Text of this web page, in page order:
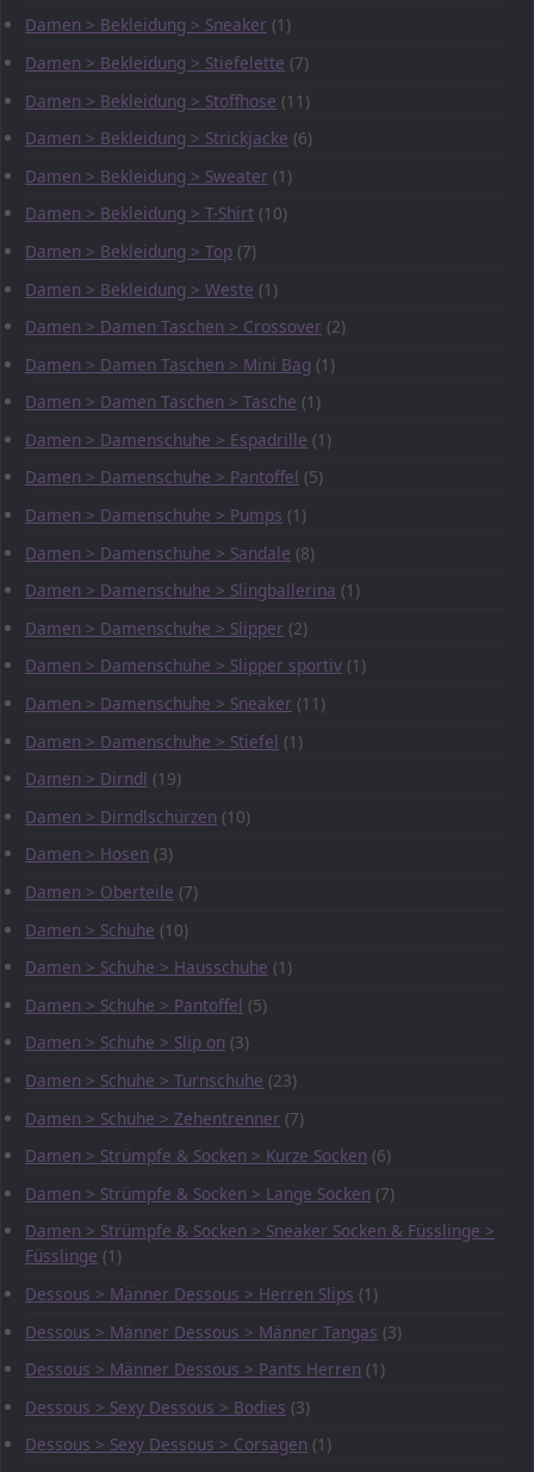
Damen > Bekleidung > Sneaker (1)
Damen > Bekleidung > Stiefelette (7)
Damen > Bekleidung > Stoffhose (11)
Damen > Bekleidung > Strickjacke (6)
Damen > Bekleidung > Sweater (1)
Damen > Bekleidung > T-Shirt (10)
Damen > Bekleidung > Top (7)
Damen > Bekleidung > Weste (1)
Damen > Damen Taschen > Crossover (2)
Damen > Damen Taschen > Mini Bag (1)
Damen > Damen Taschen > Tasche (1)
Damen > Damenschuhe > Espadrille (1)
Damen > Damenschuhe > Pantoffel (5)
Damen > Damenschuhe > Pumps (1)
Damen > Damenschuhe > Sandale (8)
Damen > Damenschuhe > Slingballerina (1)
Damen > Damenschuhe > Slipper (2)
Damen > Damenschuhe > Slipper sportiv (1)
Damen > Damenschuhe > Sneaker (11)
Damen > Damenschuhe > Stiefel (1)
Damen > Dirndl (19)
Damen > Dirndlschürzen (10)
Damen > Hosen (3)
Damen > Oberteile (7)
Damen > Schuhe (10)
Damen > Schuhe > Hausschuhe (1)
Damen > Schuhe > Pantoffel (5)
Damen > Schuhe > Slip on (3)
Damen > Schuhe > Turnschuhe (23)
Damen > Schuhe > Zehentrenner (7)
Damen > Strümpfe & Socken > Kurze Socken (6)
Damen > Strümpfe & Socken > Lange Socken (7)
Damen > Strümpfe & Socken > Sneaker Socken & Füsslinge >
Füsslinge (1)
Dessous > Männer Dessous > Herren Slips (1)
Dessous > Männer Dessous > Männer Tangas (3)
Dessous > Männer Dessous > Pants Herren (1)
Dessous > Sexy Dessous > Bodies (3)
Dessous > Sexy Dessous > Corsagen (1)